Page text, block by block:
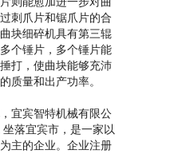
刺爪片和锯爪片的合
块细碎机具有第三辊
个锤片，多个锤片能
打，使曲块能够充沛
质量和出产功率。
宾智特机械有限公
落宜宾市，是一家以
主的企业。企业注册